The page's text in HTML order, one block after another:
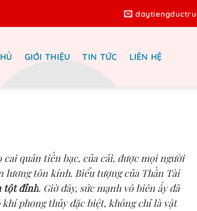
GIỚI THIỆU TIN TỨC LIÊN HỆ
cai quản tiền bạc, của cải, được mọi người
lương tôn kính. Biểu tượng của Thần Tài
tột đỉnh. Giờ đây, sức mạnh vô biên ấy đã
khí phong thủy đặc biệt, không chỉ là vật